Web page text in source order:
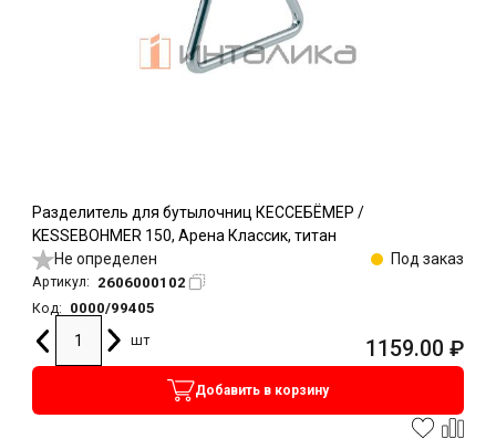
Разделитель для бутылочниц КЕССЕБЁМЕР /
KESSEBOHMER 150, Арена Классик, титан
Не определен
Под заказ
Артикул: 2606000102
Код:
0000/99405
шт
1159.00 ₽
Добавить в корзину